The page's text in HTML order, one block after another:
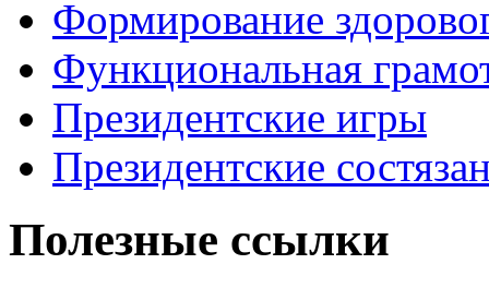
Формирование
Функциональная
Президентские игры
Президентские
Полезные ссылки